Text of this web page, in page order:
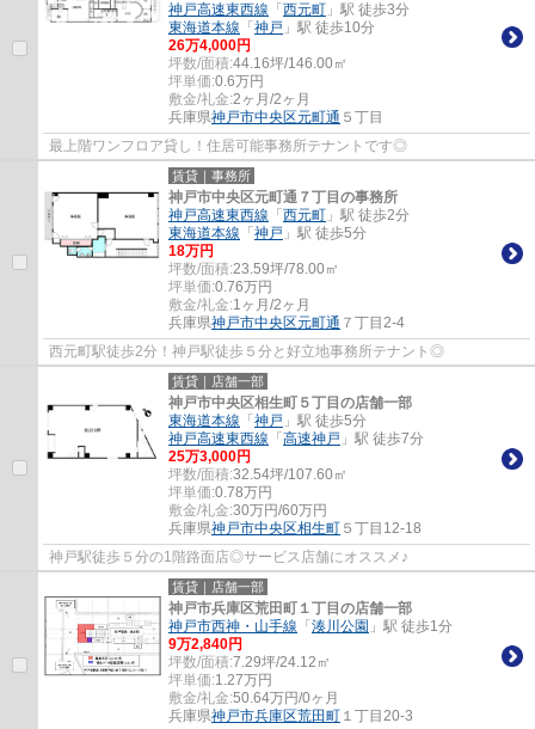
神戸高速東西線 「 西元町 」駅 徒歩3分
東海道本線 「 神戸 」駅 徒歩10分
26万4,000円
坪数/面積:44.16坪/146.00㎡
坪単価:0.6万円
敷金/礼金:2ヶ月/2ヶ月
兵庫県神戸市中央区元町通 ５丁目
最上階ワンフロア貸し！住居可能事務所テナントです◎
賃貸｜事務所
神戸市中央区元町通７丁目の事務所
神戸高速東西線 「 西元町 」駅 徒歩2分
東海道本線 「 神戸 」駅 徒歩5分
18万円
坪数/面積:23.59坪/78.00㎡
坪単価:0.76万円
敷金/礼金:1ヶ月/2ヶ月
兵庫県神戸市中央区元町通 ７丁目2-4
西元町駅徒歩2分！神戸駅徒歩５分と好立地事務所テナント◎
賃貸｜店舗一部
神戸市中央区相生町５丁目の店舗一部
東海道本線 「 神戸 」駅 徒歩5分
神戸高速東西線 「 高速神戸 」駅 徒歩7分
25万3,000円
坪数/面積:32.54坪/107.60㎡
坪単価:0.78万円
敷金/礼金:30万円/60万円
兵庫県神戸市中央区相生町 ５丁目12-18
神戸駅徒歩５分の1階路面店◎サービス店舗にオススメ♪
賃貸｜店舗一部
神戸市兵庫区荒田町１丁目の店舗一部
神戸市西神・山手線 「 湊川公園 」駅 徒歩1分
9万2,840円
坪数/面積:7.29坪/24.12㎡
坪単価:1.27万円
敷金/礼金:50.64万円/0ヶ月
兵庫県神戸市兵庫区荒田町 １丁目20-3